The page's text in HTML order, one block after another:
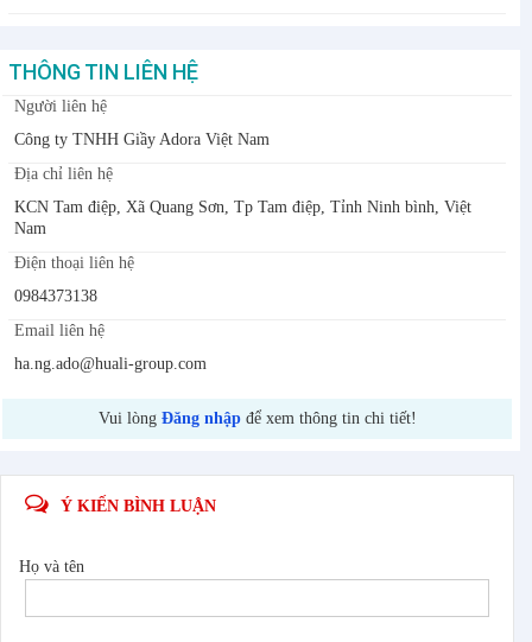
THÔNG TIN LIÊN HỆ
Người liên hệ
Công ty TNHH Giầy Adora Việt Nam
Địa chỉ liên hệ
KCN Tam điệp, Xã Quang Sơn, Tp Tam điệp, Tỉnh Ninh bình, Việt
Nam
Điện thoại liên hệ
0984373138
Email liên hệ
ha.ng.ado@huali-group.com
Vui lòng Đăng nhậpđể xem thông tin chi tiết!
Ý KIẾN BÌNH LUẬN
Họ và tên